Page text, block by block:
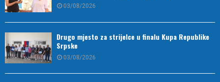
03/08/2026
Drugo mjesto za strijelce u finalu Kupa Republike
Srpske
03/08/2026